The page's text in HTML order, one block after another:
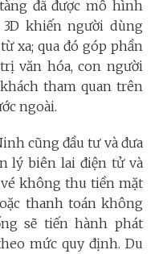
đã được mô hình
khiến người dùng
xa; qua đó góp phần
văn hóa, con người
tham quan trên
ngoài.
cũng đầu tư và đưa
lý biên lai điện tử và
không thu tiền mặt
thanh toán không
sẽ tiến hành phát
mức quy định. Du